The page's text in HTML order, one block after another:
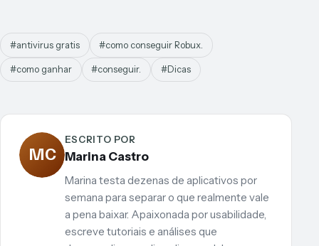
#antivirus gratis #como conseguir Robux.
#como ganhar #conseguir. #Dicas
MC
ESCRITO POR
Marina Castro
Marina testa dezenas de aplicativos por
semana para separar o que realmente vale
a pena baixar. Apaixonada por usabilidade,
escreve tutoriais e análises que